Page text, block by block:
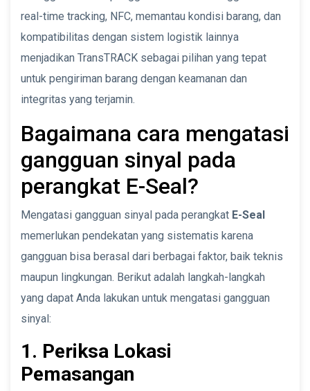
real-time tracking, NFC, memantau kondisi barang, dan
kompatibilitas dengan sistem logistik lainnya
menjadikan TransTRACK sebagai pilihan yang tepat
untuk pengiriman barang dengan keamanan dan
integritas yang terjamin.
Bagaimana cara mengatasi
gangguan sinyal pada
perangkat E-Seal?
Mengatasi gangguan sinyal pada perangkat E-Seal
memerlukan pendekatan yang sistematis karena
gangguan bisa berasal dari berbagai faktor, baik teknis
maupun lingkungan. Berikut adalah langkah-langkah
yang dapat Anda lakukan untuk mengatasi gangguan
sinyal:
1. Periksa Lokasi
Pemasangan